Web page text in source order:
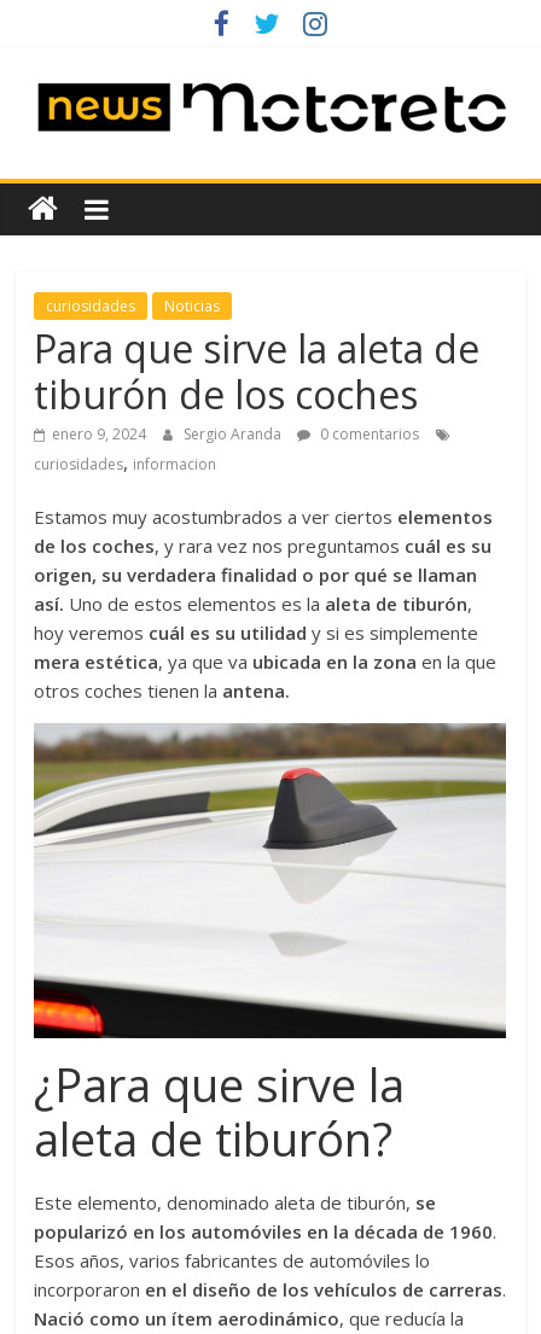
News
Motoreto
Noticias
coches
de
ocasión
curiosidades Noticias
Para que sirve la aleta de
tiburón de los coches
enero 9, 2024 Sergio Aranda
0 comentarios
curiosidades, informacion
Estamos muy acostumbrados a ver ciertos elementos
de los coches, y rara vez nos preguntamos cuál es su
origen, su verdadera finalidad o por qué se llaman
así. Uno de estos elementos es la aleta de tiburón,
hoy veremos cuál es su utilidad y si es simplemente
mera estética, ya que va ubicada en la zona en la que
otros coches tienen la antena.
¿Para que sirve la
aleta de tiburón?
Este elemento, denominado aleta de tiburón, se
popularizó en los automóviles en la década de 1960.
Esos años, varios fabricantes de automóviles lo
incorporaron en el diseño de los vehículos de carreras.
Nació como un ítem aerodinámico, que reducía la